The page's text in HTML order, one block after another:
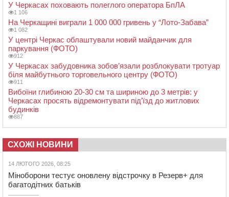
У Черкасах поховають полеглого оператора БпЛА
1 106
На Черкащині виграли 1 000 000 гривень у “Лото-Забава”
1 082
У центрі Черкас облаштували новий майданчик для
паркування (ФОТО)
912
У Черкасах забудовника зобов’язали розблокувати тротуар
біля майбутнього торговельного центру (ФОТО)
911
Вибоїни глибиною 20-30 см та шириною до 3 метрів: у
Черкасах просять відремонтувати під’їзд до житлових
будинків
887
СХОЖІ НОВИНИ
14 ЛЮТОГО 2026, 08:25
Міноборони тестує оновлену відстрочку в Резерв+ для
багатодітних батьків